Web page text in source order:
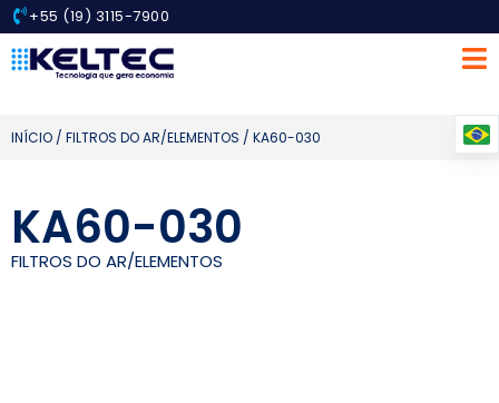
+55 (19) 3115-7900
INÍCIO / FILTROS DO AR/ELEMENTOS / KA60-030
KA60-030
FILTROS DO AR/ELEMENTOS